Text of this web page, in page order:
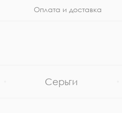
Оплата и доставка
Серьги